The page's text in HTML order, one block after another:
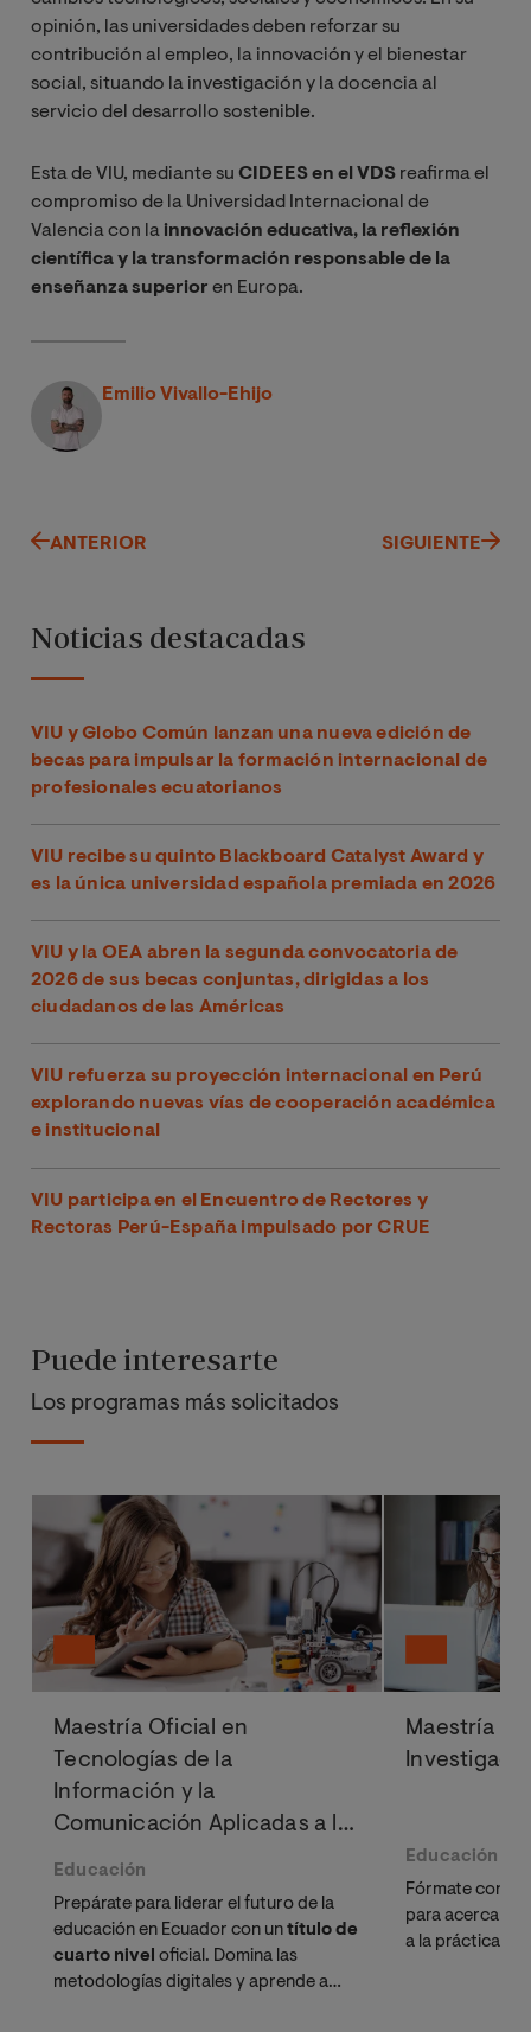
opinión, las universidades deben reforzar su
contribución al empleo, la innovación y el bienestar
social, situando la investigación y la docencia al
servicio del desarrollo sostenible.
Esta de VIU, mediante su CIDEES en el VDS reafirma el
compromiso de la Universidad Internacional de
Valencia con la innovación educativa, la reflexión
científica y la transformación responsable de la
enseñanza superior en Europa.
Emilio Vivallo-Ehijo
ANTERIOR SIGUIENTE
Noticias destacadas
VIU y Globo Común lanzan una nueva edición de
becas para impulsar la formación internacional de
profesionales ecuatorianos
VIU recibe su quinto Blackboard Catalyst Award y
es la única universidad española premiada en 2026
VIU y la OEA abren la segunda convocatoria de
2026 de sus becas conjuntas, dirigidas a los
ciudadanos de las Américas
VIU refuerza su proyección internacional en Perú
explorando nuevas vías de cooperación académica
e institucional
VIU participa en el Encuentro de Rectores y
Rectoras Perú-España impulsado por CRUE
Puede interesarte
Los programas más solicitados
Maestría Oficial en
Tecnologías de la
Información y la
Comunicación Aplicadas a la
Educación
Educación
Prepárate para liderar el futuro de la
educación en Ecuador con untítulo de
cuarto nivel oficial. Domina las
metodologías digitales y aprende a
Maestría
Educación
Fórmate con
para acercar y
a la práctica